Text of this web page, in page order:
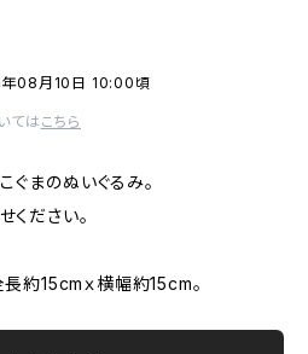
年08月10日 10:00頃
ては こちら
まのぬいぐるみ。
ださい。
約15cmｘ横幅約15cm。